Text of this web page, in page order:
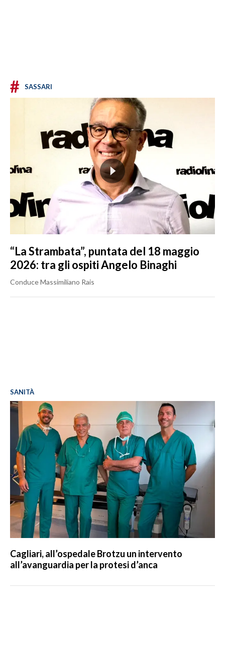
# SASSARI
“La Strambata”, puntata del 18 maggio
2026: tra gli ospiti Angelo Binaghi
Conduce Massimiliano Rais
SANITÀ
Cagliari, all’ospedale Brotzu un intervento
all’avanguardia per la protesi d’anca